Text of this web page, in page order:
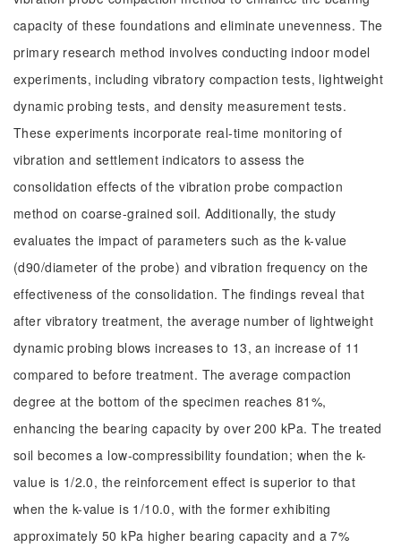
capacity of these foundations and eliminate unevenness. The
primary research method involves conducting indoor model
experiments, including vibratory compaction tests, lightweight
dynamic probing tests, and density measurement tests.
These experiments incorporate real-time monitoring of
vibration and settlement indicators to assess the
consolidation effects of the vibration probe compaction
method on coarse-grained soil. Additionally, the study
evaluates the impact of parameters such as the k-value
(d90/diameter of the probe) and vibration frequency on the
effectiveness of the consolidation. The findings reveal that
after vibratory treatment, the average number of lightweight
dynamic probing blows increases to 13, an increase of 11
compared to before treatment. The average compaction
degree at the bottom of the specimen reaches 81%,
enhancing the bearing capacity by over 200 kPa. The treated
soil becomes a low-compressibility foundation; when the k-
value is 1/2.0, the reinforcement effect is superior to that
when the k-value is 1/10.0, with the former exhibiting
approximately 50 kPa higher bearing capacity and a 7%